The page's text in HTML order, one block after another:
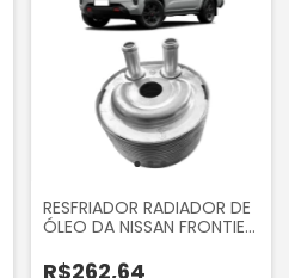
RESFRIADOR RADIADOR DE
ÓLEO DA NISSAN FRONTIER
R$262,64